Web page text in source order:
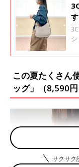
♪
て
この夏たくさん
ッグ」（8,590円
サクサク